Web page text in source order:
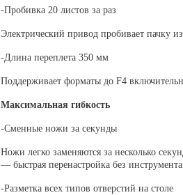
-Пробивка 20 листов за раз
Электрический привод пробивает пачку
-Длина переплета 350 мм
Поддерживает форматы до F4
Максимальная гибкость
-Сменные ножи за секунды
Ножи легко заменяются за несколько
— быстрая перенастройка без
-Разметка всех типов отверстий на столе